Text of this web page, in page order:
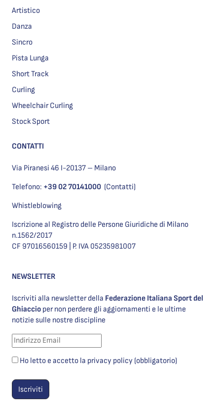
Artistico
Danza
Sincro
Pista Lunga
Short Track
Curling
Wheelchair Curling
Stock Sport
CONTATTI
Via Piranesi 46 I-20137 – Milano
Telefono: +39 02 70141000 (Contatti)
Whistleblowing
Iscrizione al Registro delle Persone Giuridiche di Milano
n.1562/2017
CF 97016560159 | P. IVA 05235981007
NEWSLETTER
Iscriviti alla newsletter della Federazione Italiana Sport del
Ghiaccio per non perdere gli aggiornamenti e le ultime
notizie sulle nostre discipline
Ho letto e accetto la privacy policy (obbligatorio)